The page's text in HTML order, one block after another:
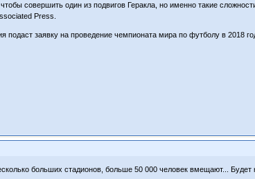
совершить один из подвигов Геракла, но именно такие
Press.
подаст заявку на проведение чемпионата мира по футболу в 2018
больших стадионов, больше 50 000 человек вмещают... Будет